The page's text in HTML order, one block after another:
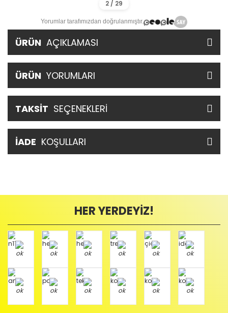
Yorumlar tarafımızdan doğrulanmıştır.
ÜRÜN AÇIKLAMASI
ÜRÜN YORUMLARI
TAKSİT SEÇENEKLERİ
İADE KOŞULLARI
HER YERDEYİZ!